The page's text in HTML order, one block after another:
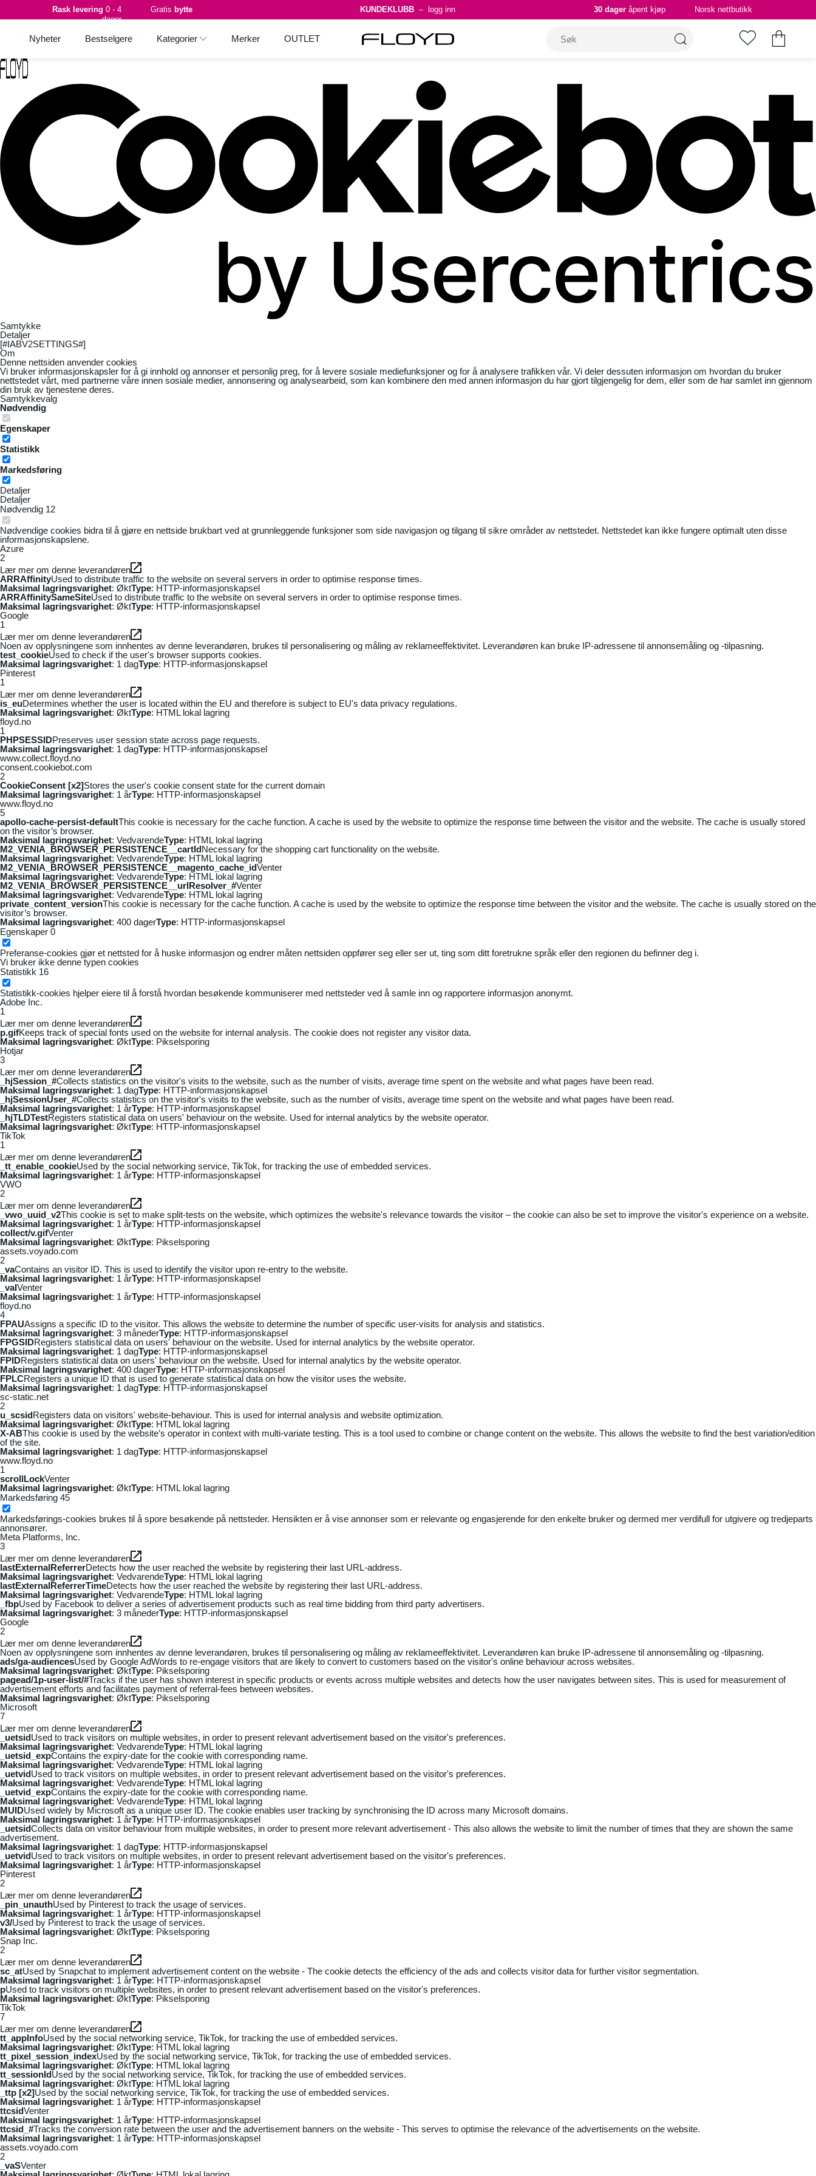
Samtykke
Detaljer
[#IABV2SETTINGS#]
Om
Denne nettsiden anvender cookies
Vi bruker informasjonskapsler for å gi innhold og annonser et personlig preg, for å levere sosiale mediefunksjoner og for å analysere trafikken vår. Vi deler dessuten informasjon om hvordan du bruker
nettstedet vårt, med partnerne våre innen sosiale medier, annonsering og analysearbeid, som kan kombinere den med annen informasjon du har gjort tilgjengelig for dem, eller som de har samlet inn gjennom
din bruk av tjenestene deres.
Samtykkevalg
Nødvendig
Egenskaper
Statistikk
Markedsføring
Detaljer
Detaljer
Nødvendig 12
Nødvendige cookies bidra til å gjøre en nettside brukbart ved at grunnleggende funksjoner som side navigasjon og tilgang til sikre områder av nettstedet. Nettstedet kan ikke fungere optimalt uten disse
informasjonskapslene.
Azure
2
Lær mer om denne leverandøren
ARRAffinityUsed to distribute traffic to the website on several servers in order to optimise response times.
Maksimal lagringsvarighet: ØktType: HTTP-informasjonskapsel
ARRAffinitySameSiteUsed to distribute traffic to the website on several servers in order to optimise response times.
Maksimal lagringsvarighet: ØktType: HTTP-informasjonskapsel
Google
1
Lær mer om denne leverandøren
Noen av opplysningene som innhentes av denne leverandøren, brukes til personalisering og måling av reklameeffektivitet. Leverandøren kan bruke IP-adressene til annonsemåling og -tilpasning.
test_cookieUsed to check if the user's browser supports cookies.
Maksimal lagringsvarighet: 1 dagType: HTTP-informasjonskapsel
Pinterest
1
Lær mer om denne leverandøren
is_euDetermines whether the user is located within the EU and therefore is subject to EU's data privacy regulations.
Maksimal lagringsvarighet: ØktType: HTML lokal lagring
floyd.no
1
PHPSESSIDPreserves user session state across page requests.
Maksimal lagringsvarighet: 1 dagType: HTTP-informasjonskapsel
www.collect.floyd.no
consent.cookiebot.com
2
CookieConsent [x2]Stores the user's cookie consent state for the current domain
Maksimal lagringsvarighet: 1 årType: HTTP-informasjonskapsel
www.floyd.no
5
apollo-cache-persist-defaultThis cookie is necessary for the cache function. A cache is used by the website to optimize the response time between the visitor and the website. The cache is usually stored
on the visitor’s browser.
Maksimal lagringsvarighet: VedvarendeType: HTML lokal lagring
M2_VENIA_BROWSER_PERSISTENCE__cartIdNecessary for the shopping cart functionality on the website.
Maksimal lagringsvarighet: VedvarendeType: HTML lokal lagring
M2_VENIA_BROWSER_PERSISTENCE__magento_cache_idVenter
Maksimal lagringsvarighet: VedvarendeType: HTML lokal lagring
M2_VENIA_BROWSER_PERSISTENCE__urlResolver_#Venter
Maksimal lagringsvarighet: VedvarendeType: HTML lokal lagring
private_content_versionThis cookie is necessary for the cache function. A cache is used by the website to optimize the response time between the visitor and the website. The cache is usually stored on the
visitor’s browser.
Maksimal lagringsvarighet: 400 dagerType: HTTP-informasjonskapsel
Egenskaper 0
Preferanse-cookies gjør et nettsted for å huske informasjon og endrer måten nettsiden oppfører seg eller ser ut, ting som ditt foretrukne språk eller den regionen du befinner deg i.
Vi bruker ikke denne typen cookies
Statistikk 16
Statistikk-cookies hjelper eiere til å forstå hvordan besøkende kommuniserer med nettsteder ved å samle inn og rapportere informasjon anonymt.
Adobe Inc.
1
Lær mer om denne leverandøren
p.gifKeeps track of special fonts used on the website for internal analysis. The cookie does not register any visitor data.
Maksimal lagringsvarighet: ØktType: Pikselsporing
Hotjar
3
Lær mer om denne leverandøren
_hjSession_#Collects statistics on the visitor's visits to the website, such as the number of visits, average time spent on the website and what pages have been read.
Maksimal lagringsvarighet: 1 dagType: HTTP-informasjonskapsel
_hjSessionUser_#Collects statistics on the visitor's visits to the website, such as the number of visits, average time spent on the website and what pages have been read.
Maksimal lagringsvarighet: 1 årType: HTTP-informasjonskapsel
_hjTLDTestRegisters statistical data on users' behaviour on the website. Used for internal analytics by the website operator.
Maksimal lagringsvarighet: ØktType: HTTP-informasjonskapsel
TikTok
1
Lær mer om denne leverandøren
_tt_enable_cookieUsed by the social networking service, TikTok, for tracking the use of embedded services.
Maksimal lagringsvarighet: 1 årType: HTTP-informasjonskapsel
VWO
2
Lær mer om denne leverandøren
_vwo_uuid_v2This cookie is set to make split-tests on the website, which optimizes the website's relevance towards the visitor – the cookie can also be set to improve the visitor's experience on a website.
Maksimal lagringsvarighet: 1 årType: HTTP-informasjonskapsel
collect/v.gifVenter
Maksimal lagringsvarighet: ØktType: Pikselsporing
assets.voyado.com
2
_vaContains an visitor ID. This is used to identify the visitor upon re-entry to the website.
Maksimal lagringsvarighet: 1 årType: HTTP-informasjonskapsel
_vaIVenter
Maksimal lagringsvarighet: 1 årType: HTTP-informasjonskapsel
floyd.no
4
FPAUAssigns a specific ID to the visitor. This allows the website to determine the number of specific user-visits for analysis and statistics.
Maksimal lagringsvarighet: 3 månederType: HTTP-informasjonskapsel
FPGSIDRegisters statistical data on users' behaviour on the website. Used for internal analytics by the website operator.
Maksimal lagringsvarighet: 1 dagType: HTTP-informasjonskapsel
FPIDRegisters statistical data on users' behaviour on the website. Used for internal analytics by the website operator.
Maksimal lagringsvarighet: 400 dagerType: HTTP-informasjonskapsel
FPLCRegisters a unique ID that is used to generate statistical data on how the visitor uses the website.
Maksimal lagringsvarighet: 1 dagType: HTTP-informasjonskapsel
sc-static.net
2
u_scsidRegisters data on visitors' website-behaviour. This is used for internal analysis and website optimization.
Maksimal lagringsvarighet: ØktType: HTML lokal lagring
X-ABThis cookie is used by the website’s operator in context with multi-variate testing. This is a tool used to combine or change content on the website. This allows the website to find the best variation/edition
of the site.
Maksimal lagringsvarighet: 1 dagType: HTTP-informasjonskapsel
www.floyd.no
1
scrollLockVenter
Maksimal lagringsvarighet: ØktType: HTML lokal lagring
Markedsføring 45
Markedsførings-cookies brukes til å spore besøkende på nettsteder. Hensikten er å vise annonser som er relevante og engasjerende for den enkelte bruker og dermed mer verdifull for utgivere og tredjeparts
annonsører.
Meta Platforms, Inc.
3
Lær mer om denne leverandøren
lastExternalReferrerDetects how the user reached the website by registering their last URL-address.
Maksimal lagringsvarighet: VedvarendeType: HTML lokal lagring
lastExternalReferrerTimeDetects how the user reached the website by registering their last URL-address.
Maksimal lagringsvarighet: VedvarendeType: HTML lokal lagring
_fbpUsed by Facebook to deliver a series of advertisement products such as real time bidding from third party advertisers.
Maksimal lagringsvarighet: 3 månederType: HTTP-informasjonskapsel
Google
2
Lær mer om denne leverandøren
Noen av opplysningene som innhentes av denne leverandøren, brukes til personalisering og måling av reklameeffektivitet. Leverandøren kan bruke IP-adressene til annonsemåling og -tilpasning.
ads/ga-audiencesUsed by Google AdWords to re-engage visitors that are likely to convert to customers based on the visitor's online behaviour across websites.
Maksimal lagringsvarighet: ØktType: Pikselsporing
pagead/1p-user-list/#Tracks if the user has shown interest in specific products or events across multiple websites and detects how the user navigates between sites. This is used for measurement of
advertisement efforts and facilitates payment of referral-fees between websites.
Maksimal lagringsvarighet: ØktType: Pikselsporing
Microsoft
7
Lær mer om denne leverandøren
_uetsidUsed to track visitors on multiple websites, in order to present relevant advertisement based on the visitor's preferences.
Maksimal lagringsvarighet: VedvarendeType: HTML lokal lagring
_uetsid_expContains the expiry-date for the cookie with corresponding name.
Maksimal lagringsvarighet: VedvarendeType: HTML lokal lagring
_uetvidUsed to track visitors on multiple websites, in order to present relevant advertisement based on the visitor's preferences.
Maksimal lagringsvarighet: VedvarendeType: HTML lokal lagring
_uetvid_expContains the expiry-date for the cookie with corresponding name.
Maksimal lagringsvarighet: VedvarendeType: HTML lokal lagring
MUIDUsed widely by Microsoft as a unique user ID. The cookie enables user tracking by synchronising the ID across many Microsoft domains.
Maksimal lagringsvarighet: 1 årType: HTTP-informasjonskapsel
_uetsidCollects data on visitor behaviour from multiple websites, in order to present more relevant advertisement - This also allows the website to limit the number of times that they are shown the same
advertisement.
Maksimal lagringsvarighet: 1 dagType: HTTP-informasjonskapsel
_uetvidUsed to track visitors on multiple websites, in order to present relevant advertisement based on the visitor's preferences.
Maksimal lagringsvarighet: 1 årType: HTTP-informasjonskapsel
Pinterest
2
Lær mer om denne leverandøren
_pin_unauthUsed by Pinterest to track the usage of services.
Maksimal lagringsvarighet: 1 årType: HTTP-informasjonskapsel
v3/Used by Pinterest to track the usage of services.
Maksimal lagringsvarighet: ØktType: Pikselsporing
Snap Inc.
2
Lær mer om denne leverandøren
sc_atUsed by Snapchat to implement advertisement content on the website - The cookie detects the efficiency of the ads and collects visitor data for further visitor segmentation.
Maksimal lagringsvarighet: 1 årType: HTTP-informasjonskapsel
pUsed to track visitors on multiple websites, in order to present relevant advertisement based on the visitor's preferences.
Maksimal lagringsvarighet: ØktType: Pikselsporing
TikTok
7
Lær mer om denne leverandøren
tt_appInfoUsed by the social networking service, TikTok, for tracking the use of embedded services.
Maksimal lagringsvarighet: ØktType: HTML lokal lagring
tt_pixel_session_indexUsed by the social networking service, TikTok, for tracking the use of embedded services.
Maksimal lagringsvarighet: ØktType: HTML lokal lagring
tt_sessionIdUsed by the social networking service, TikTok, for tracking the use of embedded services.
Maksimal lagringsvarighet: ØktType: HTML lokal lagring
_ttp [x2]Used by the social networking service, TikTok, for tracking the use of embedded services.
Maksimal lagringsvarighet: 1 årType: HTTP-informasjonskapsel
ttcsidVenter
Maksimal lagringsvarighet: 1 årType: HTTP-informasjonskapsel
ttcsid_#Tracks the conversion rate between the user and the advertisement banners on the website - This serves to optimise the relevance of the advertisements on the website.
Maksimal lagringsvarighet: 1 årType: HTTP-informasjonskapsel
assets.voyado.com
2
_vaSVenter
Rask levering 0 - 4
dager
Gratis bytte KUNDEKLUBB – logg inn 30 dager åpent kjøp Norsk nettbutikk
Nyheter Bestselgere Kategorier Merker OUTLET